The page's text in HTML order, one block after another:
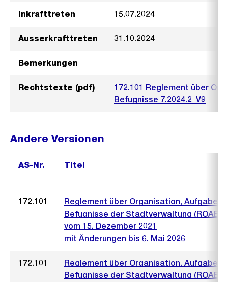
Inkrafttreten 15.07.2024
Ausserkrafttreten 31.10.2024
Bemerkungen
Rechtstexte (pdf)
172.101 Reglement über
Befugnisse 7.2024.2_V9
Andere Versionen
AS-Nr. Titel
172.101
Reglement über Organisation, Aufgaben
Befugnisse der Stadtverwaltung (ROAB)
vom 15. Dezember 2021
mit Änderungen bis 6. Mai 2026
172.101
Reglement über Organisation, Aufgaben
Befugnisse der Stadtverwaltung (ROAB)